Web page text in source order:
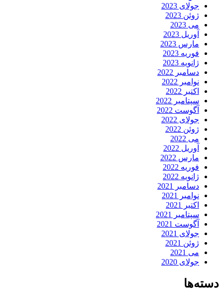
جولای 2023
ژوئن 2023
می 2023
آوریل 2023
مارس 2023
فوریه 2023
ژانویه 2023
دسامبر 2022
نوامبر 2022
اکتبر 2022
سپتامبر 2022
آگوست 2022
جولای 2022
ژوئن 2022
می 2022
آوریل 2022
مارس 2022
فوریه 2022
ژانویه 2022
دسامبر 2021
نوامبر 2021
اکتبر 2021
سپتامبر 2021
آگوست 2021
جولای 2021
ژوئن 2021
می 2021
جولای 2020
دسته‌ها